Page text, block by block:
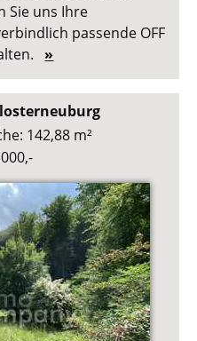
Sie uns Ihre
passende OFF
»
142,88 m²